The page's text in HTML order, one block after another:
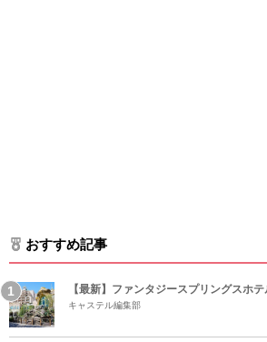
おすすめ記事
【最新】ファンタジースプリングスホ
キャステル編集部